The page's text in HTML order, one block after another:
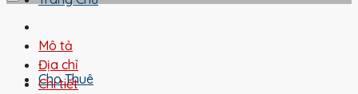
Cho Thuê
Mô tả
Địa chỉ
Chi tiết